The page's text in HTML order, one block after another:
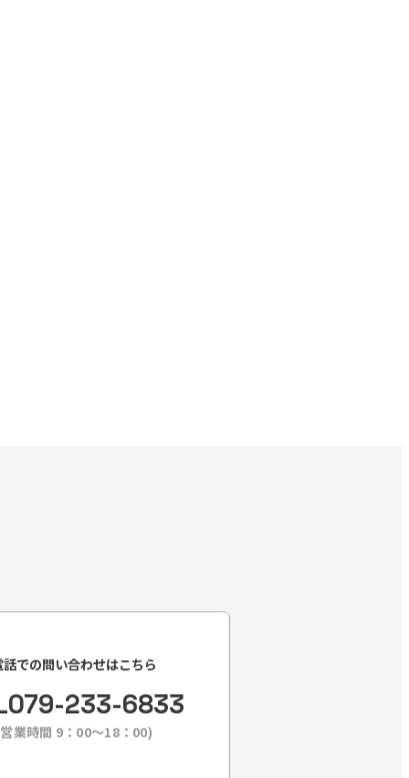
話での問い合わせはこちら
079-233-6833
業時間 9：00〜18：00)